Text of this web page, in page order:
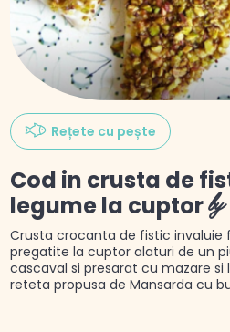
Rețete cu pește
Cod in crusta de
legume la cuptor
Crusta crocanta de fistic invaluie
pregatite la cuptor alaturi de un
cascaval si presarat cu mazare si
reteta propusa de Mansarda cu